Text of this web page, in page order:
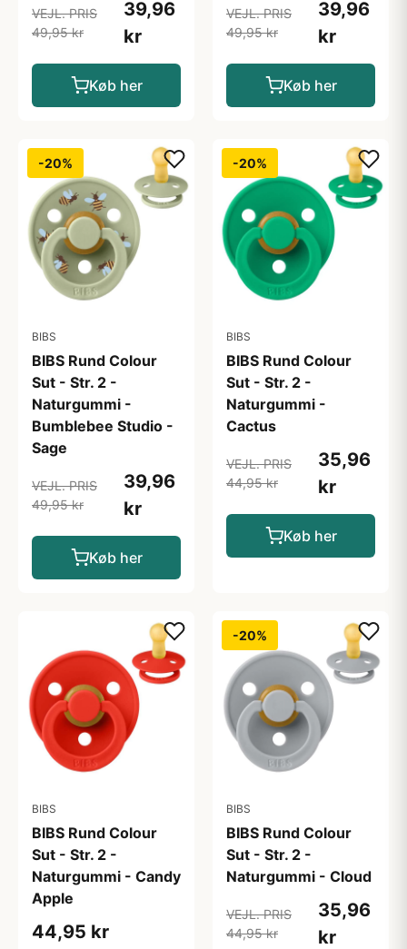
VEJL. PRIS
49,95 kr
39,96
kr
Køb her
VEJL. PRIS
49,95 kr
39,96
kr
Køb her
-20%
BIBS
BIBS Rund Colour
Sut - Str. 2 -
Naturgummi -
Bumblebee Studio -
Sage
VEJL. PRIS
49,95 kr
39,96
kr
Køb her
-20%
BIBS
BIBS Rund Colour
Sut - Str. 2 -
Naturgummi -
Cactus
VEJL. PRIS
44,95 kr
35,96
kr
Køb her
BIBS
BIBS Rund Colour
Sut - Str. 2 -
Naturgummi - Candy
Apple
44,95 kr
-20%
BIBS
BIBS Rund Colour
Sut - Str. 2 -
Naturgummi - Cloud
VEJL. PRIS
44,95 kr
35,96
kr